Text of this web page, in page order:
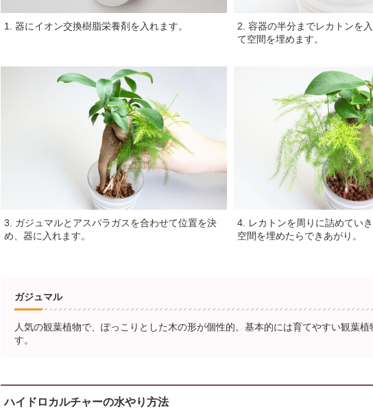
1. 器にイオン交換樹脂栄養剤を入れます。
2. 容器の半分までレカトンを
て空間を埋めます。
3. ガジュマルとアスパラガスを合わせて位置を決
め、器に入れます。
4. レカトンを周りに詰めてい
空間を埋めたらできあがり。
ガジュマル
人気の観葉植物で、ぽっこりとした木の形が個性的。基本的には育てやすい観葉植
す。
ハイドロカルチャーの水やり方法